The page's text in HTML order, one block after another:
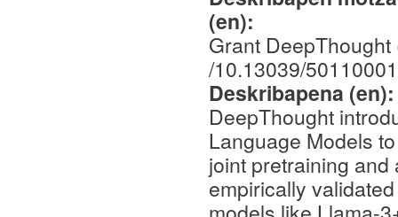
(en):
Grant
/10.13039/
Deskribapena
DeepThought
Language Models
joint pretraining
empirically